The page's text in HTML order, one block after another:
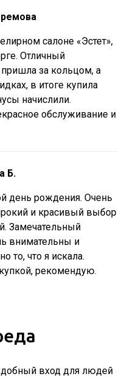
салоне «Эстет»,
Отличный
за кольцом, а
в итоге купила
начислили.
обслуживание и
Б.
день рождения. Очень
и красивый выбор
Замечательный
внимательны и
то, что я искала.
рекомендую.
вход для людей